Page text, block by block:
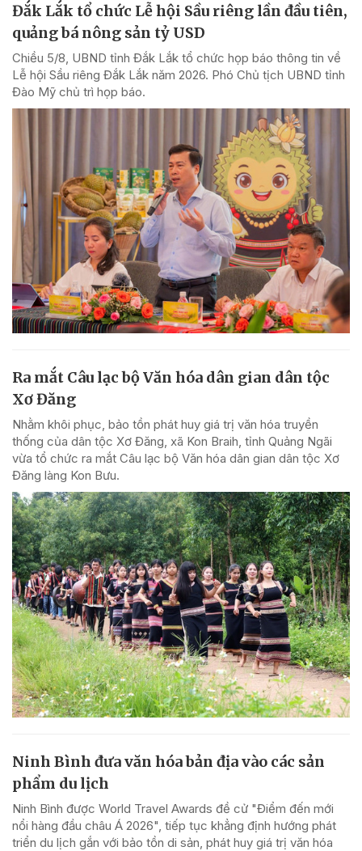
Đắk Lắk tổ chức Lễ hội Sầu riêng lần đầu tiên,
quảng bá nông sản tỷ USD
Chiều 5/8, UBND tỉnh Đắk Lắk tổ chức họp báo thông tin về
Lễ hội Sầu riêng Đắk Lắk năm 2026. Phó Chủ tịch UBND tỉnh
Đào Mỹ chủ trì họp báo.
Ra mắt Câu lạc bộ Văn hóa dân gian dân tộc
Xơ Đăng
Nhằm khôi phục, bảo tồn phát huy giá trị văn hóa truyền
thống của dân tộc Xơ Đăng, xã Kon Braih, tỉnh Quảng Ngãi
vừa tổ chức ra mắt Câu lạc bộ Văn hóa dân gian dân tộc Xơ
Đăng làng Kon Bưu.
Ninh Bình đưa văn hóa bản địa vào các sản
phẩm du lịch
Ninh Bình được World Travel Awards đề cử "Điểm đến mới
nổi hàng đầu châu Á 2026", tiếp tục khẳng định hướng phát
triển du lịch gắn với bảo tồn di sản, phát huy giá trị văn hóa